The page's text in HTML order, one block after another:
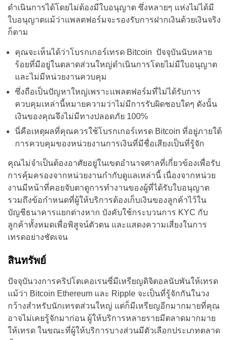
ดำเนินการได้โดยไม่ต้องมีใบอนุญาต ซึ่งหลายๆ แห่งไม่ได้มี
ใบอนุญาตแม้ว่าแพลตฟอร์มจะรองรับการฝากเงินด้วยเงินจริง
ก็ตาม
คุณจะเห็นได้ว่าโบรกเกอร์เทรด Bitcoin ปัจจุบันนับหลาย
ร้อยที่มีอยู่ในตลาดส่วนใหญ่ดำเนินการโดยไม่มีใบอนุญาต
และไม่มีหน่วยงานควบคุม
ซึ่งถือเป็นปัญหาใหญ่เพราะแพลตฟอร์มที่ไม่ได้รับการ
ควบคุมเหล่านี้หมายความว่าไม่มีการรับผิดชอบใดๆ ดังนั้น
เงินของคุณจึงไม่มีทางปลอดภัย 100%
นี่คือเหตุผลที่คุณควรใช้โบรกเกอร์เทรด Bitcoin ที่อยู่ภายใต้
การควบคุมของหน่วยงานการเงินที่มีชื่อเสียงเป็นที่รู้จัก
คุณไม่จำเป็นต้องอาศัยอยู่ในเขตอำนาจศาลที่เกี่ยวข้องเพื่อรับ
การคุ้มครองจากหน่วยงานกำกับดูแลเหล่านี้ เนื่องจากหน่วย
งานมีหน้าที่คอยจับตาดูการทำงานของผู้ที่ได้รับใบอนุญาต
รวมถึงข้อกำหนดที่ผู้ให้บริการต้องเก็บเงินของลูกค้าไว้ใน
บัญชีธนาคารแยกต่างหาก บังคับใช้กระบวนการ KYC กับ
ลูกค้าทั้งหมดเพื่อพิสูจน์ตัวตน และแสดงความเสี่ยงในการ
เทรดอย่างชัดเจน
สินทรัพย์
ปัจจุบันวงการคริปโตเคอเรนซี่มีเหรียญดิจิตอลนับพันให้เทรด
แม้ว่า Bitcoin Ethereum และ Ripple จะเป็นที่รู้จักกันในวง
กว้างสำหรับนักเทรดส่วนใหญ่ แต่ก็มีเหรียญอีกมากมายที่คุณ
อาจไม่เคยรู้จักมาก่อน ผู้ให้บริการหลายรายมีตลาดมากมาย
ให้เทรด ในขณะที่ผู้ให้บริการบางส่วนมีตัวเลือกประเภทตลาด